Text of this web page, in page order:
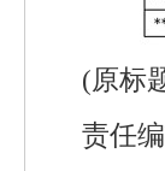
(原标
责任